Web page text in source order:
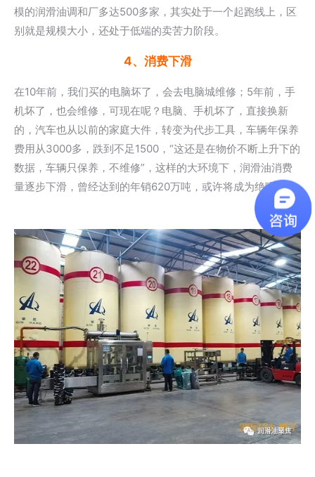
模的润滑油调和厂多达500多家，其实处于一个起跑线上，区
别就是规模大小，还处于低端的卖苦力阶段。
4、消费下滑
在10年前，我们买的电脑坏了，会去电脑城维修；5年前，手
机坏了，也会维修，可现在呢？电脑、手机坏了，直接换新
的，汽车也从以前的家庭大件，转变为代步工具，车辆年保养
费用从3000多，跌到不足1500，“这还是在物价不断上升下的
数据，车辆只保养，不维修”，这样的大环境下，润滑油消费
量逐步下滑，曾经达到的年销620万吨，或许将成为绝唱。